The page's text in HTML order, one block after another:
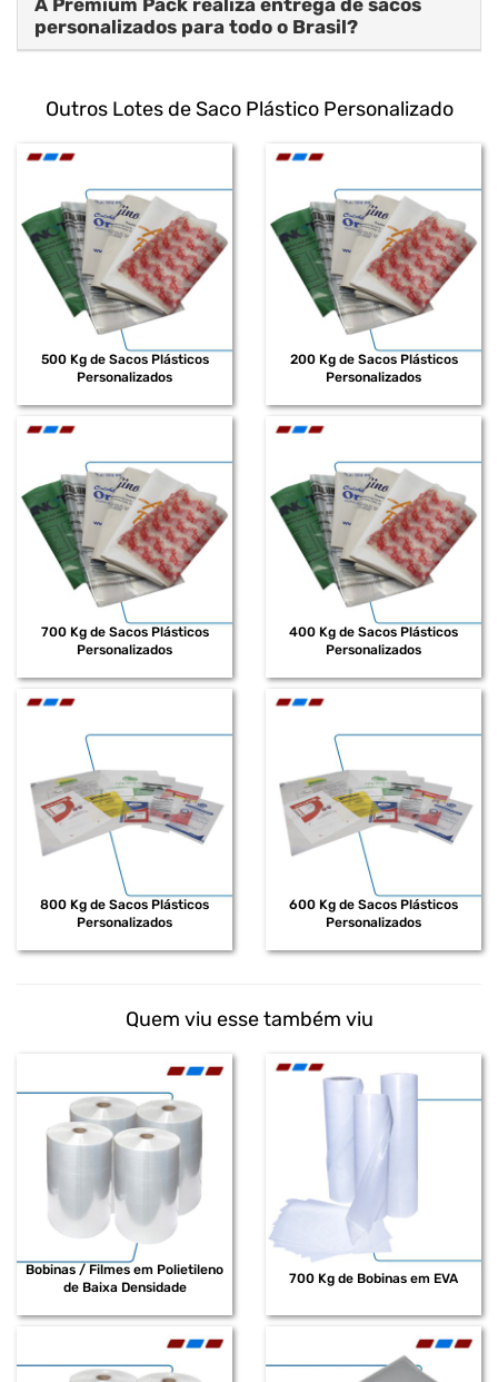
personalizados para todo o Brasil?
Outros Lotes de Saco Plástico Personalizado
500 Kg de Sacos Plásticos
Personalizados
200 Kg de Sacos Plásticos
Personalizados
700 Kg de Sacos Plásticos
Personalizados
400 Kg de Sacos Plásticos
Personalizados
800 Kg de Sacos Plásticos
Personalizados
600 Kg de Sacos Plásticos
Personalizados
Quem viu esse também viu
Bobinas / Filmes em Polietileno
de Baixa Densidade
700 Kg de Bobinas em EVA